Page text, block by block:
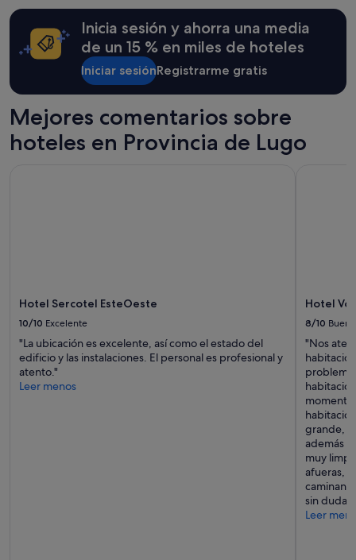
para
estancia
de
y
Los
precios
y
condiciones
Inicia sesión y ahorra una media
de un 15 % en miles de hoteles
Iniciar sesiónRegistrarme gratis
Mejores comentarios sobre
hoteles en Provincia de Lugo
Hotel Sercotel EsteOeste
10/10 Excelente
"La ubicación es excelente, así como el estado del
edificio y las instalaciones. El personal es profesional y
atento."
Leer menos
Hotel
8/10 Bueno
"Nos
problema
grande,
además
muy
afueras,
sin duda"
Leer